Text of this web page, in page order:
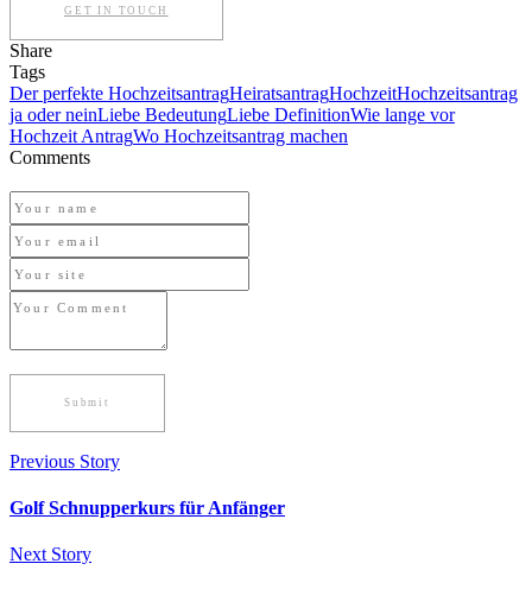
GET IN TOUCH
Share
Tags
Der perfekte HochzeitsantragHeiratsantragHochzeitHochzeitsantrag
ja oder neinLiebe BedeutungLiebe DefinitionWie lange vor
Hochzeit AntragWo Hochzeitsantrag machen
Comments
Previous Story
Golf Schnupperkurs für Anfänger
Next Story